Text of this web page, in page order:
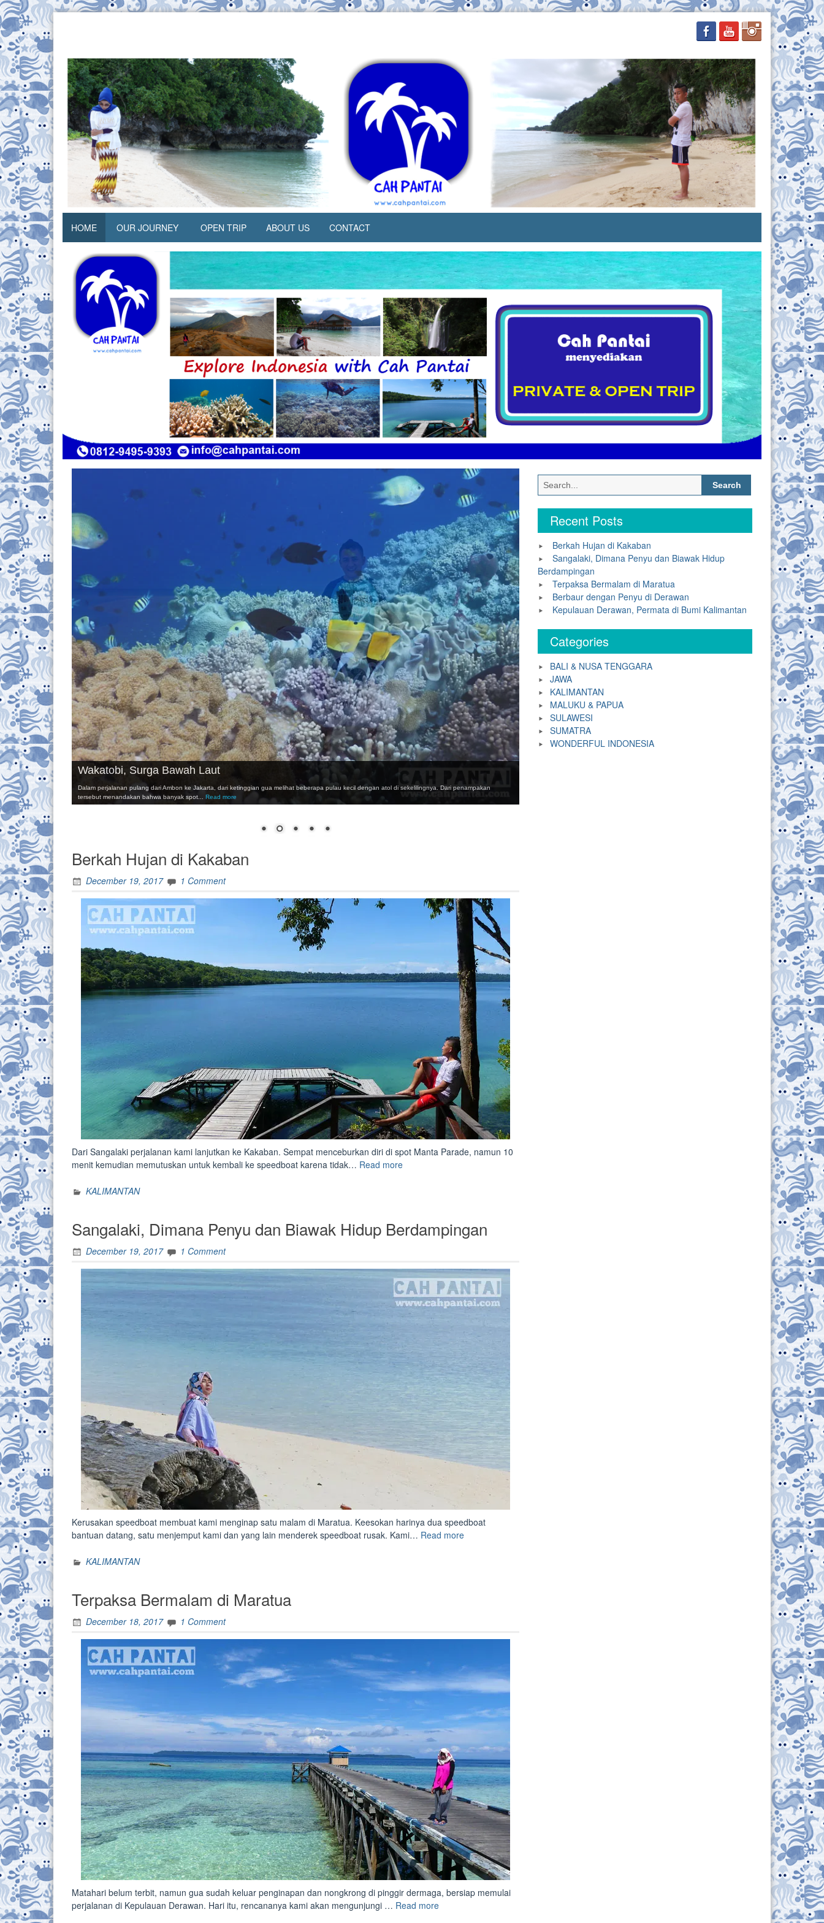
Skip
to
content
Cah
Pantai
your
adventure
friends
HOME OUR JOURNEY OPEN TRIP ABOUT US CONTACT
Wakatobi, Surga Bawah Laut
Dalam perjalanan pulang dari Ambon ke Jakarta, dari ketinggian gua melihat beberapa pulau kecil dengan atol di sekelilingnya. Dari penampakan
tersebut menandakan bahwa banyak spot... Read more
Surga
Berkah Hujan di Kakaban
December 19, 2017 1 Comment
Dari Sangalaki perjalanan kami lanjutkan ke Kakaban. Sempat menceburkan diri di spot Manta Parade, namun 10
menit kemudian memutuskan untuk kembali ke speedboat karena tidak… Read more“Berkah
KALIMANTAN
Sangalaki, Dimana Penyu dan Biawak Hidup Berdampingan
December 19, 2017 1 Comment
Kerusakan speedboat membuat kami menginap satu malam di Maratua. Keesokan harinya dua speedboat
bantuan datang, satu menjemput kami dan yang lain menderek speedboat rusak. Kami… Read more“Sangalaki,
KALIMANTAN
Terpaksa Bermalam di Maratua
December 18, 2017 1 Comment
Matahari belum terbit, namun gua sudah keluar penginapan dan nongkrong di pinggir dermaga, bersiap memulai
perjalanan di Kepulauan Derawan. Hari itu, rencananya kami akan mengunjungi … Read more“Terpaksa
Search
for:
Recent Posts
Berkah Hujan di Kakaban
Sangalaki, Dimana Penyu dan Biawak Hidup
Berdampingan
Terpaksa Bermalam di Maratua
Berbaur dengan Penyu di Derawan
Kepulauan Derawan, Permata di Bumi Kalimantan
Categories
BALI & NUSA TENGGARA
JAWA
KALIMANTAN
MALUKU & PAPUA
SULAWESI
SUMATRA
WONDERFUL INDONESIA